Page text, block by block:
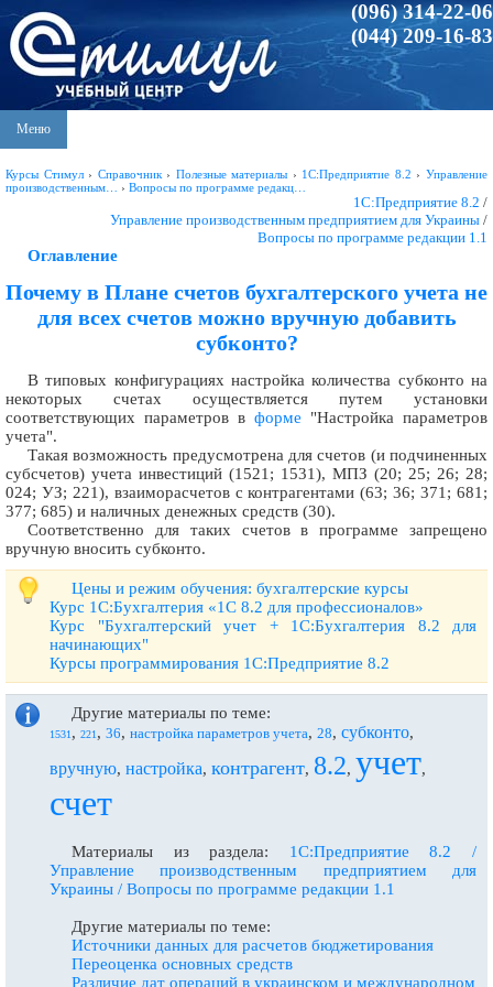
(096) 314-22-06
(044) 209-16-83
Меню
Курсы Стимул› Справочник› Полезные материалы › 1С:Предприятие 8.2 ›Управление
производственным…
› Вопросы по программе редакц…
1С:Предприятие 8.2 /
Управление производственным предприятием для Украины /
Вопросы по программе редакции 1.1
Оглавление
Почему в Плане счетов бухгалтерского учета не
для всех счетов можно вручную добавить
субконто?
В типовых конфигурациях настройка количества субконто на
некоторых счетах осуществляется путем установки
соответствующих параметров в форме "Настройка параметров
учета".
Такая возможность предусмотрена для счетов (и подчиненных
субсчетов) учета инвестиций (1521; 1531), МПЗ (20; 25; 26; 28;
024; УЗ; 221), взаиморасчетов с контрагентами (63; 36; 371; 681;
377; 685) и наличных денежных средств (30).
Соответственно для таких счетов в программе запрещено
вручную вносить субконто.
Цены и режим обучения: бухгалтерские курсы
Курс 1С:Бухгалтерия «1С 8.2 для профессионалов»
Курс "Бухгалтерский учет + 1С:Бухгалтерия 8.2 для
начинающих"
Курсы программирования 1С:Предприятие 8.2
Другие материалы по теме:
1531 , 221 , 36, настройка параметров учета, 28, субконто,
вручную, настройка, контрагент, 8.2, учет,
счет
Материалы из раздела: 1С:Предприятие 8.2 /
Управление производственным предприятием для
Украины / Вопросы по программе редакции 1.1
Другие материалы по теме:
Источники данных для расчетов бюджетирования
Переоценка основных средств
Различие дат операций в украинском и международном